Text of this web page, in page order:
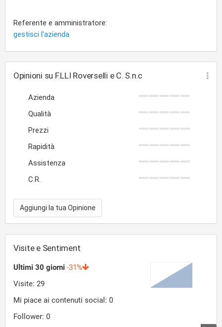
Referente e amministratore:
gestisci l'azienda
Opinioni su F.LLI Roverselli e C. S.n.c
Azienda
Qualità
Prezzi
Rapidità
Assistenza
C.R.
Aggiungi la tua Opinione
Visite e Sentiment